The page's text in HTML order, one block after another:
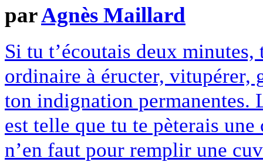
parAgnès Maillard
Si tu t’écoutais deux
ordinaire à éructer, vitupérer,
ton indignation permanentes.
est telle que tu te pèterais
n’en faut pour remplir une